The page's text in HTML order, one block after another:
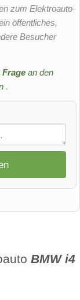
zum Elektroauto-
öffentliches,
Besucher
an den
.
BMW i4